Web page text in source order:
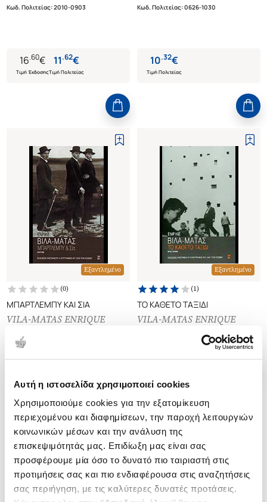
Αυτή η ιστοσελίδα χρησιμοποιεί cookies
Χρησιμοποιούμε cookies για την εξατομίκευση
περιεχομένου και διαφημίσεων, την παροχή λειτουργιών
κοινωνικών μέσων και την ανάλυση της
επισκεψιμότητάς μας. Επιδίωξη μας είναι σας
προσφέρουμε μία όσο το δυνατό πιο ταιριαστή στις
προτιμήσεις σας και πιο ενδιαφέρουσα στις αναζητήσεις
σας περιήγηση, με τις καλύτερες δυνατές προτάσεις.
Κωδ. Πολιτείας:2010-0903
16.60€
Τιμή Έκδοσης
11.62€
Τιμή Πολιτείας
Κωδ. Πολιτείας:0626-1030
10.32€
Τιμή Πολιτείας
Εξαντλημένο
(0)
ΜΠΑΡΤΛΕΜΠΥ ΚΑΙ ΣΙΑ
VILA-MATAS ENRIQUE
Κωδ. Πολιτείας
Εξαντλημένο
(1)
ΤΟ ΚΑΘΕΤΟ ΤΑΞΙΔΙ
VILA-MATAS ENRIQUE
2250-3969